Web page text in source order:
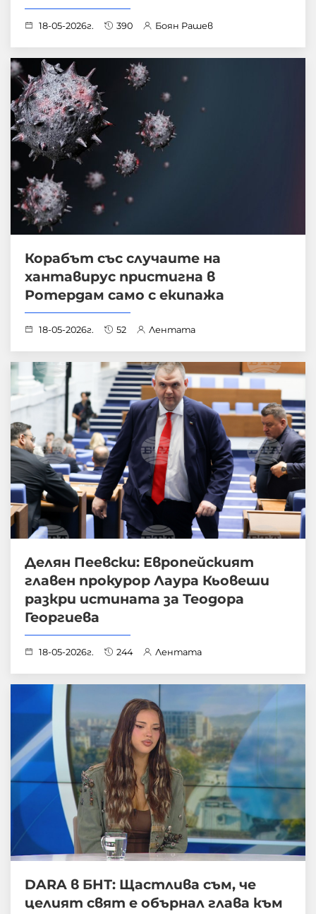
18-05-2026г. 390 Боян Рашев
Корабът със случаите на
хантавирус пристигна в
Ротердам само с екипажа
18-05-2026г. 52 Лентата
Делян Пеевски: Европейският
главен прокурор Лаура Кьовеши
разкри истината за Теодора
Георгиева
18-05-2026г. 244 Лентата
DARA в БНТ: Щастлива съм, че
целият свят е обърнал глава към